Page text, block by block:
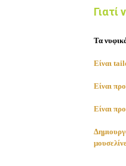
Γιατί
Τα
Είναι
Είναι
Είναι